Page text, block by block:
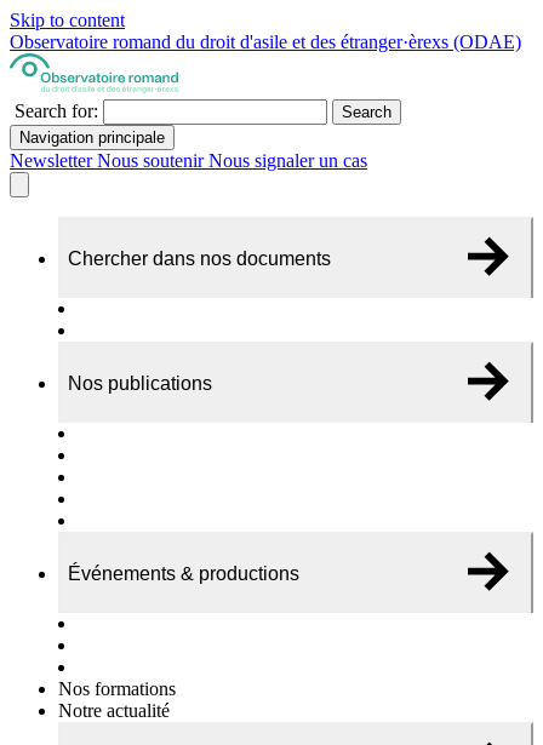
Skip to content
Observatoire romand du droit d'asile et des étranger·èrexs (ODAE)
Search for:
Search
Navigation principale
NewsletterNous soutenirNous signaler un cas
Chercher dans nos documents
Nos publications
Événements & productions
Nos formations
Notre actualité